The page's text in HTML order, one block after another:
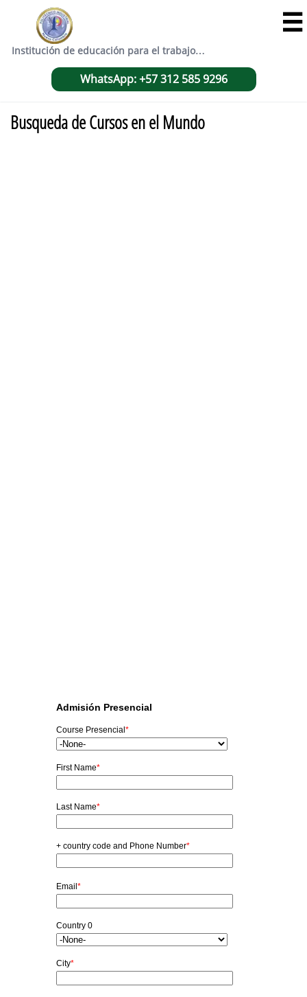

WhatsApp: +57 312 585 9296
Institución de educación para el trabajo…
Busqueda de Cursos en el Mundo